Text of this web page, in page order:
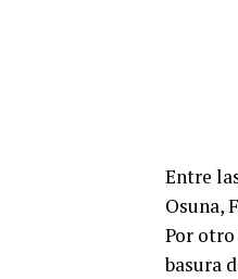
Entre
Osuna,
Por
basura